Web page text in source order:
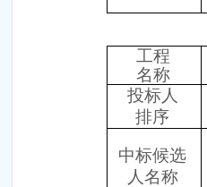
工程
名称
投标人
排序
中标候选
人名称